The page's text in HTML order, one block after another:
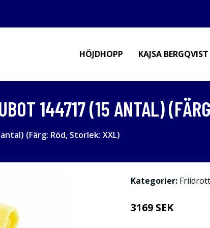
HÖJDHOPP KAJSA BERGQVIST
144717 (15 ANTAL)
(Färg: Röd, Storlek: XXL)
Kategorier:
3169 SEK